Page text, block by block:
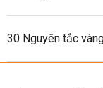
30 Nguyên tắc